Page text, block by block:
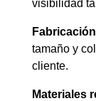
visibilidad
tamaño y
cliente.
Materiales